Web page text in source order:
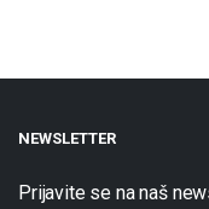
NEWSLETTER
Prijavite se na naš